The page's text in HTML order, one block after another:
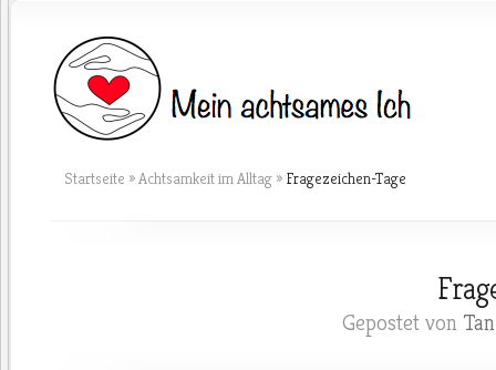
Startseite »Achtsamkeit im Alltag » Fragezeichen-Tage
Gepostet von